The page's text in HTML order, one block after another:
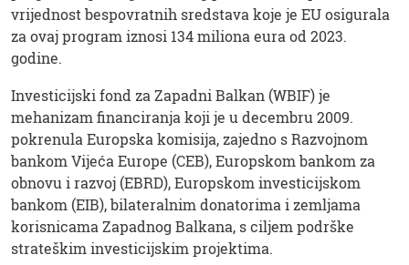
vrijednost bespovratnih sredstava koje je EU osigurala
za ovaj program iznosi 134 miliona eura od 2023.
godine.
Investicijski fond za Zapadni Balkan (WBIF) je
mehanizam financiranja koji je u decembru 2009.
pokrenula Europska komisija, zajedno s Razvojnom
bankom Vijeća Europe (CEB), Europskom bankom za
obnovu i razvoj (EBRD), Europskom investicijskom
bankom (EIB), bilateralnim donatorima i zemljama
korisnicama Zapadnog Balkana, s ciljem podrške
strateškim investicijskim projektima.